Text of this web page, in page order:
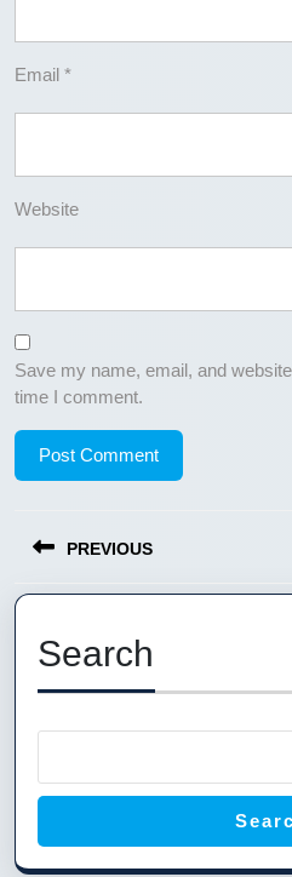
Email *
Website
Save my name, email, and
time I comment.
navigation
PREVIOUS
Previous
post:
Search